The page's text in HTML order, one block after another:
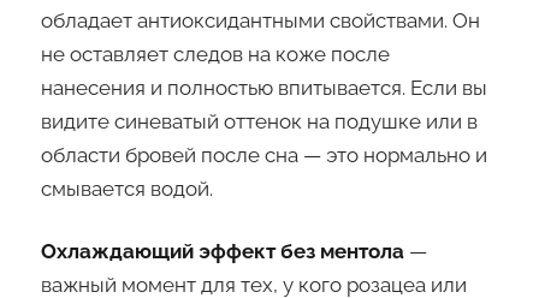
обладает антиоксидантными свойствами. Он
не оставляет следов на коже после
нанесения и полностью впитывается. Если вы
видите синеватый оттенок на подушке или в
области бровей после сна — это нормально и
смывается водой.
Охлаждающий эффект без ментола —
важный момент для тех, у кого розацеа или